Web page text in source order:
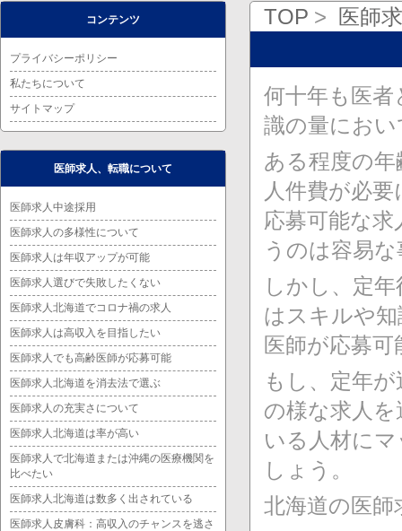
TOP 医師
何十年も医
識の量にお
ある程度の
人件費が必
応募可能な
うのは容易
しかし、定
はスキルや
医師が応募可
もし、定年
の様な求人
いる人材に
しょう。
北海道の医師
コンテンツ
プライバシーポリシー
私たちについて
サイトマップ
医師求人、転職について
医師求人中途採用
医師求人の多様性について
医師求人は年収アップが可能
医師求人選びで失敗したくない
医師求人北海道でコロナ禍の求人
医師求人は高収入を目指したい
医師求人でも高齢医師が応募可能
医師求人北海道を消去法で選ぶ
医師求人の充実さについて
医師求人北海道は率が高い
医師求人で北海道または沖縄の医療機関を
比べたい
医師求人北海道は数多く出されている
医師求人皮膚科：高収入のチャンスを逃さ